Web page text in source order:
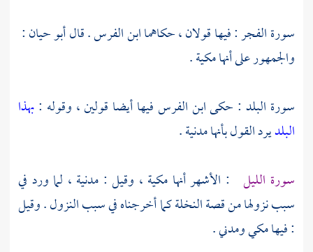
سورة الفجر : فيها قولان ، حكاهماابن الفرس. قالأبو حيان‏: ‏
والجمهور على أنها مكية‏ .
سورة البلد : حكىابن الفرسفيها أيضا قولين ، وقوله :بهذا
البلديرد القول بأنها مدنية‏ .
سورة الليل : الأشهر أنها مكية ، وقيل : مدنية ، لما ورد في
سبب نزولها من قصة النخلة كما أخرجناه في سبب النزول‏ . وقيل
: فيها مكي ومدني‏ .